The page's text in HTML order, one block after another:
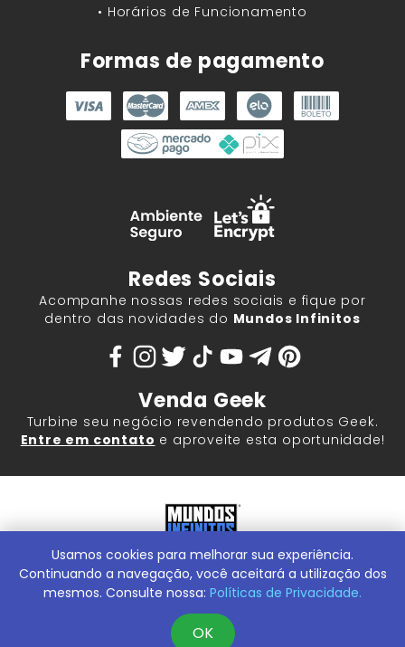
• Horários de Funcionamento
Formas de pagamento
Redes Sociais
Acompanhe nossas redes sociais e fique por
dentro das novidades do Mundos Infinitos
Venda Geek
Turbine seu negócio revendendo produtos Geek.
Entre em contato e aproveite esta oportunidade!
Mundos Infinitos - Publicações e Geek Store |ContentStuff
Publicações e Assinaturas Ltda. CNPJ - 05.859.917/0001-60.
Conheça nossa Loja Física:Rua Machado Bitencourt, 291 -
Usamos cookies para melhorar sua experiência.
Continuando a navegação, você aceitará a utilização dos
mesmos. Consulte nossa: Políticas de Privacidade.
OK